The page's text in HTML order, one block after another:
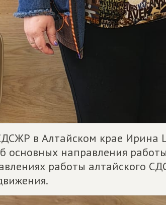
в Алтайском крае Ирина
основных направления
работы алтайского